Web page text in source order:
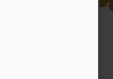
à tout moment. Vous
de contact dans
site.